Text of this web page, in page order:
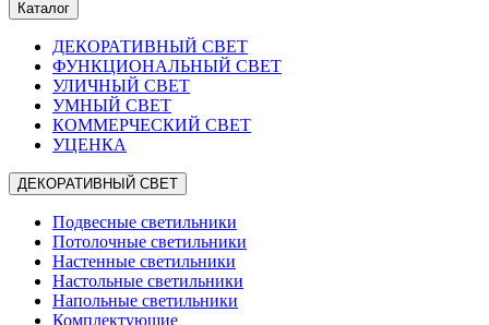
Каталог
ДЕКОРАТИВНЫЙ СВЕТ
ФУНКЦИОНАЛЬНЫЙ СВЕТ
УЛИЧНЫЙ СВЕТ
УМНЫЙ СВЕТ
КОММЕРЧЕСКИЙ СВЕТ
УЦЕНКА
ДЕКОРАТИВНЫЙ СВЕТ
Подвесные светильники
Потолочные светильники
Настенные светильники
Настольные светильники
Напольные светильники
Комплектующие